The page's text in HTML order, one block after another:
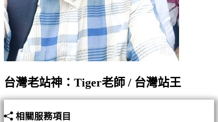
台灣老站神：Tiger老師 / 台灣站王
相關服務項目